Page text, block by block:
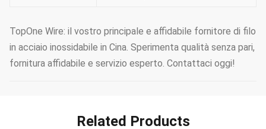
TopOne Wire: il vostro principale e affidabile fornitore di filo
in acciaio inossidabile in Cina. Sperimenta qualità senza pari,
fornitura affidabile e servizio esperto. Contattaci oggi!
Related Products